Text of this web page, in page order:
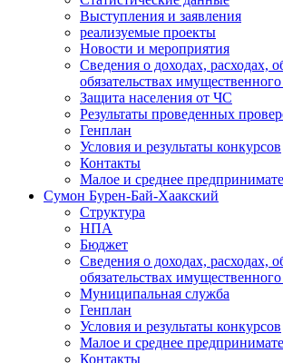
Выступления и заявления
реализуемые проекты
Новости и мероприятия
Сведения о доходах, расходах,
обязательствах имущественного
Защита населения от ЧС
Результаты проведенных
Генплан
Условия и результаты конкурсов
Контакты
Малое и среднее
Сумон Бурен-Бай-Хаакский
Структура
НПА
Бюджет
Сведения о доходах, расходах,
обязательствах имущественного
Муниципальная служба
Генплан
Условия и результаты конкурсов
Малое и среднее
Контакты